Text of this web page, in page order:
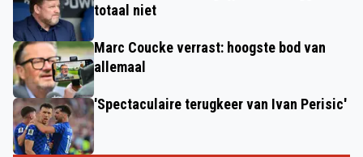
totaal niet
Marc Coucke verrast: hoogste bod van
allemaal
'Spectaculaire terugkeer van Ivan Perisic'